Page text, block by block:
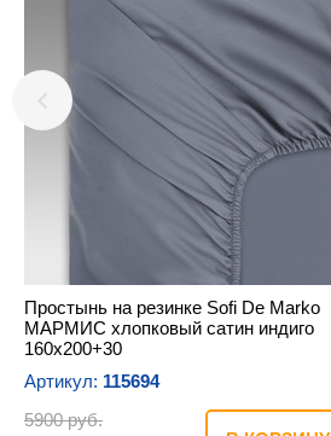
Простынь на резинке Sofi De Marko
МАРМИС хлопковый сатин индиго
160х200+30
Артикул: 115694
5900 руб.